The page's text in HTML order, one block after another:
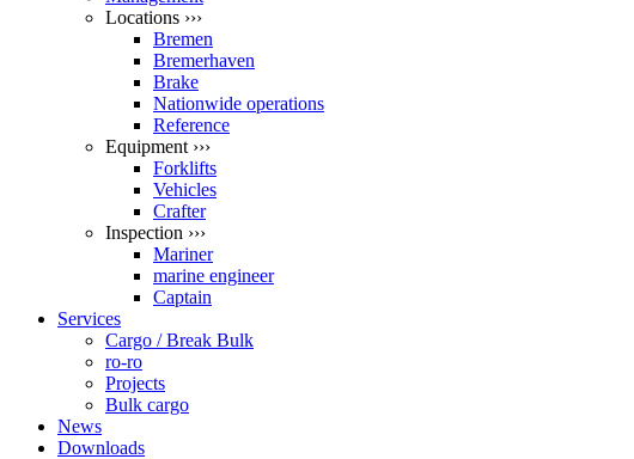
Locations ›››
Bremen
Bremerhaven
Brake
Nationwide operations
Reference
Equipment ›››
Forklifts
Vehicles
Crafter
Inspection ›››
Mariner
marine engineer
Captain
Services
Cargo / Break Bulk
ro-ro
Projects
Bulk cargo
News
Downloads